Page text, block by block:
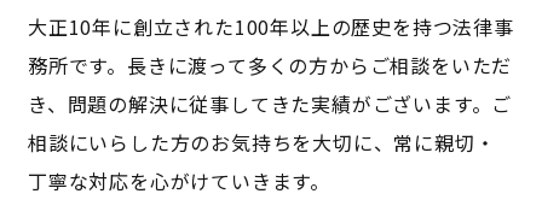
大正10年に創立された100年以上の歴史を持つ法律事
務所です。長きに渡って多くの方からご相談をいただ
き、問題の解決に従事してきた実績がございます。ご
相談にいらした方のお気持ちを大切に、常に親切・
丁寧な対応を心がけていきます。